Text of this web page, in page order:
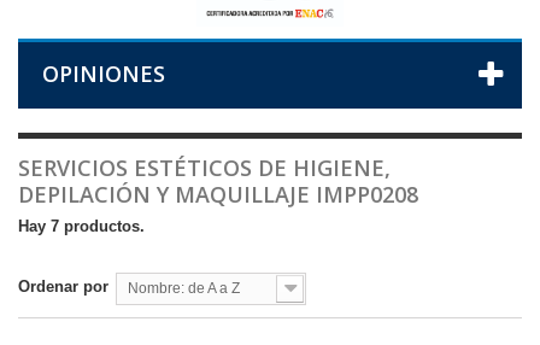
OPINIONES
SERVICIOS ESTÉTICOS DE HIGIENE,
DEPILACIÓN Y MAQUILLAJE IMPP0208
Hay 7 productos.
Ordenar por Nombre: de A a Z